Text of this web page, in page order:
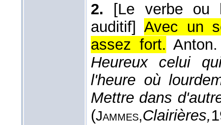
2.
[Le verbe ou
auditif] Avec un
assez fort.
Heureux celui
l'heure où
Mettre dans
(Jammes,Clairières,